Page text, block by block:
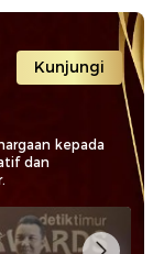
Kunjungi
kepada
dan